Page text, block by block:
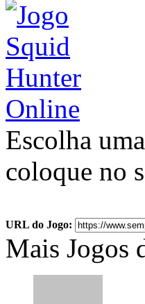
Escolha
coloque no
URL do Jogo:
Mais Jogos